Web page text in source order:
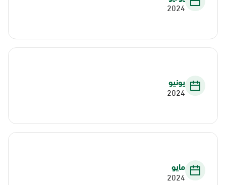
2024
يونيو
2024
مايو
2024